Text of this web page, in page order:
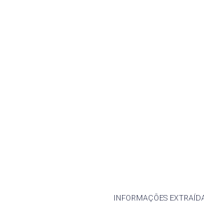
INFORMAÇÕES